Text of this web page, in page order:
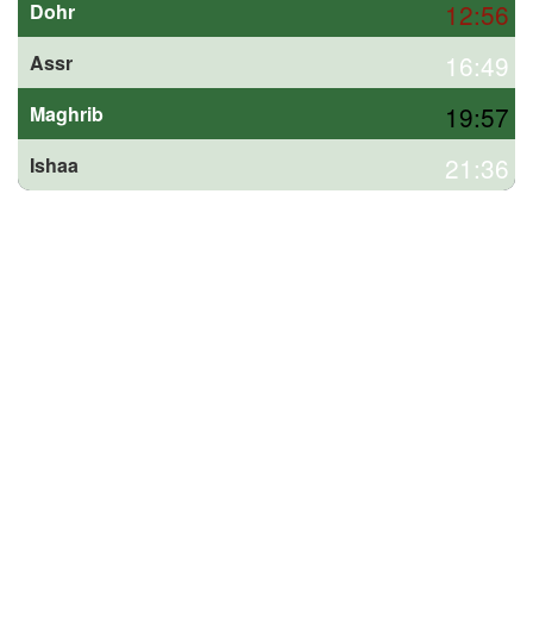
Dohr 12:56
Assr 16:49
Maghrib 19:57
Ishaa 21:36